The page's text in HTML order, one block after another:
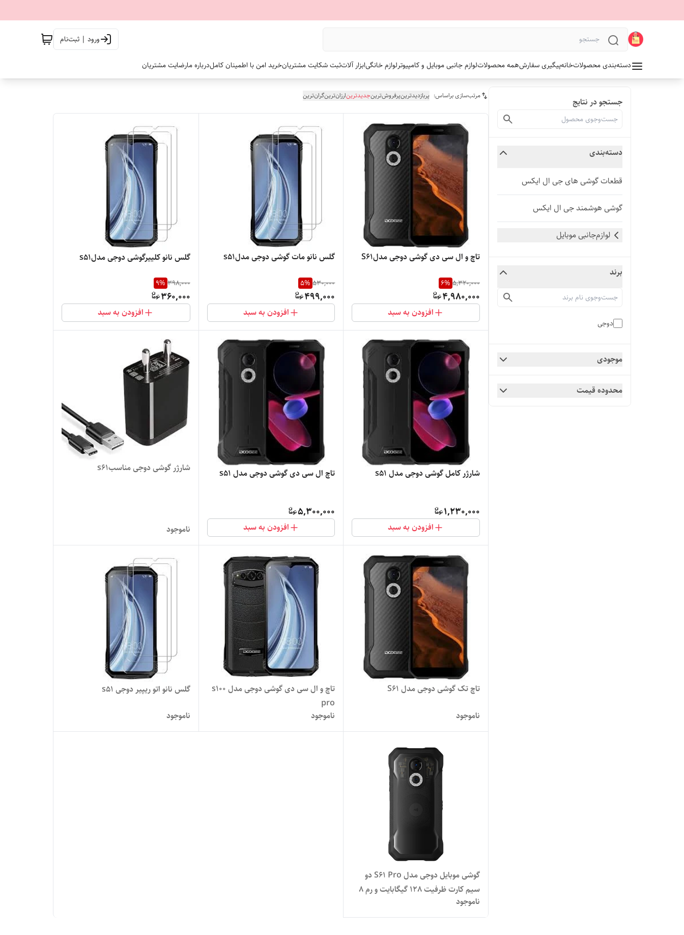
ورود | ثبت‌نام
دسته‌بندی محصولاتخانهپیگیری سفارشهمه محصولاتلوازم جانبی موبایل و کامپیوترلوازم خانگیابزار آلاتثبت شکایت مشتریانخرید امن با اطمینان کاملدرباره مارضایت مشتریان
جستجو در نتایج
دسته‌بندی
قطعات گوشی های جی ال ایکس
گوشی هوشمند جی ال ایکس
لوازم‌جانبی موبایل
برند
دوجی
موجودی
محدوده قیمت
مرتب‌سازی براساس: پربازدیدترینپرفروش‌ترینجدیدترینارزان‌ترینگران‌ترین
تاچ و ال سی دی گوشی دوجی مدلS61
5,320,000
6%
4,980,000
افزودن به سبد
گلس نانو مات گوشی دوجی مدلs51
530,000
5%
499,000
افزودن به سبد
گلس نانو کلییرگوشی دوجی مدلs51
398,000
9%
360,000
افزودن به سبد
شارژر کامل گوشی دوجی مدل s51
1,230,000
افزودن به سبد
تاچ ال سی دی گوشی دوجی مدل s51
5,300,000
افزودن به سبد
شارژر گوشی دوجی مناسبs61
ناموجود
تاچ تک گوشی دوجی مدل S61
ناموجود
تاچ و ال سی دی گوشی دوجی مدل s100
pro
ناموجود
گلس نانو اتو ریپیر دوجی s51
ناموجود
گوشی موبایل دوجی مدل S61 Pro دو
سیم کارت ظرفیت 128 گیگابایت و رم 8
گیگابایت
ناموجود